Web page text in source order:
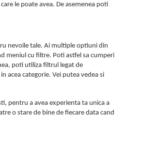
le poate avea. De asemenea poti
nevoile tale. Ai multiple optiuni din
meniul cu filtre. Poti astfel sa cumperi
poti utiliza filtrul legat de
acea categorie. Vei putea vedea si
pentru a avea experienta ta unica a
o stare de bine de fiecare data cand